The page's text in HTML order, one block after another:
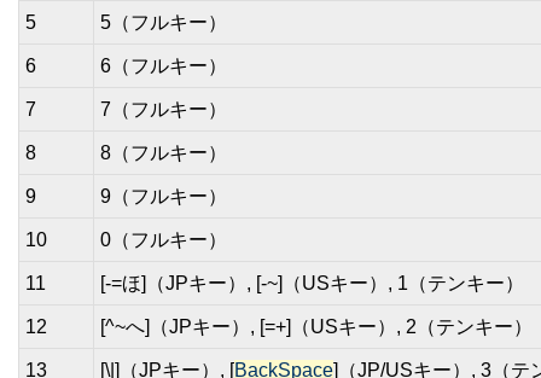
5 5（フルキー）
6 6（フルキー）
7 7（フルキー）
8 8（フルキー）
9 9（フルキー）
10 0（フルキー）
11 [-=ほ]（JPキー）, [-~]（USキー）, 1（テンキー）
12 [^~へ]（JPキー）, [=+]（USキー）, 2（テンキー）
13 [\|]（JPキー）, [BackSpace]（JP/USキー）, 3（テ